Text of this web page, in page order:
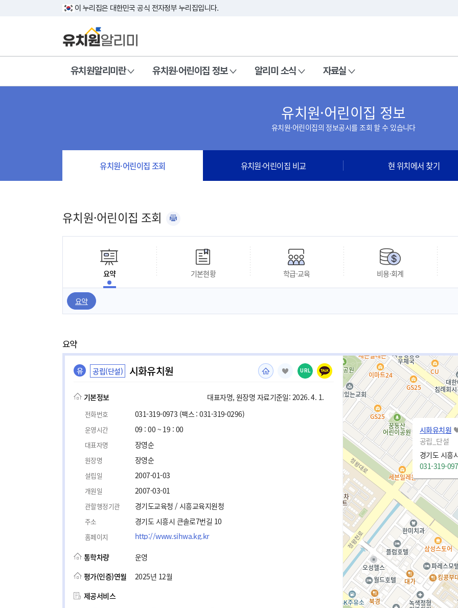
이 누리집은 대한민국 공식 전자정부 누리집입니다.
유치원알리미란 유치원·어린이집 정보 알리미 소식 자료실
유치원·어린이집 정보
유치원·어린이집의 정보공시를 조회 할 수 있습니다
유치원·어린이집 조회 유치원·어린이집 비교 현 위치에서 찾기
유치원·어린이집 조회
요약 기본현황 학급·교육 비용·회계
요약
요약
유 공립(단설) 시화유치원 URL
기본정보 대표자명, 원장명 자료기준일: 2026. 4. 1.
전화번호 031-319-0973 (팩스 : 031-319-0296)
운영시간 09 : 00 ~ 19 : 00
대표자명 장영순
원장명 장영순
설립일 2007-01-03
개원일 2007-03-01
관할행정기관 경기도교육청 / 시흥교육지원청
주소 경기도 시흥시 큰솔로7번길 10
홈페이지 http://www.sihwa.kg.kr
통학차량
운영
평가(인증)연월
2025년 12월
제공서비스
시화유치원
공립_단설
경기도 시흥
031-319-